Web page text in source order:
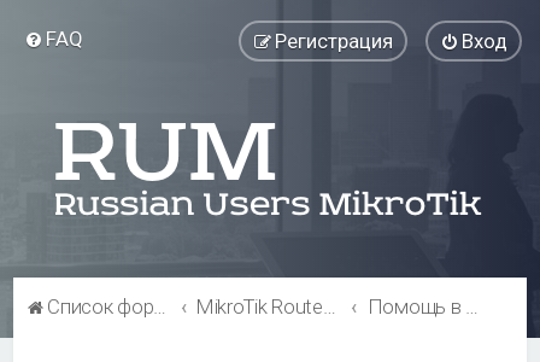
FAQ Вход
Регистрация
Список форумов MikroTik RouterBOARD Помощь в выборе оборудования